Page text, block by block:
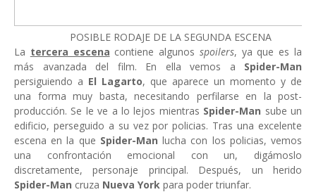
POSIBLE RODAJE DE LA SEGUNDA ESCENA
La tercera escena contiene algunos spoilers, ya que es la
más avanzada del film. En ella vemos a Spider-Man
persiguiendo a El Lagarto, que aparece un momento y de
una forma muy basta, necesitando perfilarse en la post-
producción. Se le ve a lo lejos mientras Spider-Man sube un
edificio, perseguido a su vez por policias. Tras una excelente
escena en la que Spider-Man lucha con los policias, vemos
una confrontación emocional con un, digámoslo
discretamente, personaje principal. Después, un herido
Spider-Man cruza Nueva York para poder triunfar.